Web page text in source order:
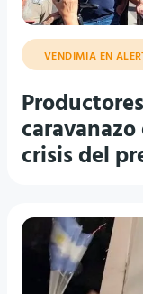
VENDIMIA EN
crisis del